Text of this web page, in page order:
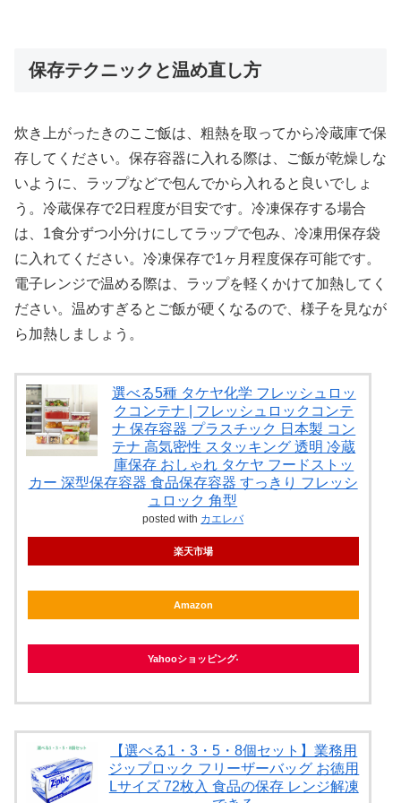
保存テクニックと温め直し方
炊き上がったきのこご飯は、粗熱を取ってから冷蔵庫で保
存してください。保存容器に入れる際は、ご飯が乾燥しな
いように、ラップなどで包んでから入れると良いでしょ
う。冷蔵保存で2日程度が目安です。冷凍保存する場合
は、1食分ずつ小分けにしてラップで包み、冷凍用保存袋
に入れてください。冷凍保存で1ヶ月程度保存可能です。
電子レンジで温める際は、ラップを軽くかけて加熱してく
ださい。温めすぎるとご飯が硬くなるので、様子を見なが
ら加熱しましょう。
選べる5種 タケヤ化学 フレッシュロッ
クコンテナ | フレッシュロックコンテ
ナ 保存容器 プラスチック 日本製 コン
テナ 高気密性 スタッキング 透明 冷蔵
庫保存 おしゃれ タケヤ フードストッ
カー 深型保存容器 食品保存容器 すっきり フレッシ
ュロック 角型
posted with カエレバ
楽天市場
Amazon
Yahooショッピング
【選べる1・3・5・8個セット】業務用
ジップロック フリーザーバッグ お徳用
Lサイズ 72枚入 食品の保存 レンジ解凍